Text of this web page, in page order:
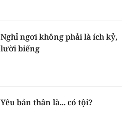
Nghỉ ngơi không phải là ích kỷ,
lười biếng
Yêu bản thân là... có tội?